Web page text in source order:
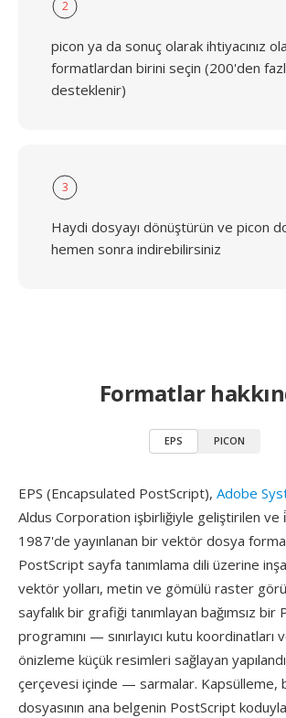
2
picon ya da sonuç olarak ihtiyacınız
formatlardan birini seçin (200'den
desteklenir)
3
Haydi dosyayı dönüştürün ve picon
hemen sonra indirebilirsiniz
Formatlar
EPS PICON
EPS (Encapsulated PostScript), Adobe
Aldus Corporation işbirliğiyle geliştirilen ve
1987'de yayınlanan bir vektör dosya
PostScript sayfa tanımlama dili üzerine
vektör yolları, metin ve gömülü raster
sayfalık bir grafiği tanımlayan bağımsız bir
programını — sınırlayıcı kutu koordinatları
önizleme küçük resimleri sağlayan
çerçevesi içinde — sarmalar. Kapsülleme,
dosyasının ana belgenin PostScript